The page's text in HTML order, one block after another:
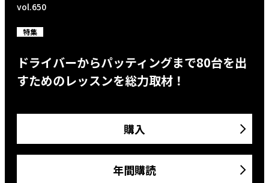
vol.650
特集
ドライバーからパッティングまで80台を出
すためのレッスンを総力取材！
購入
年間購読